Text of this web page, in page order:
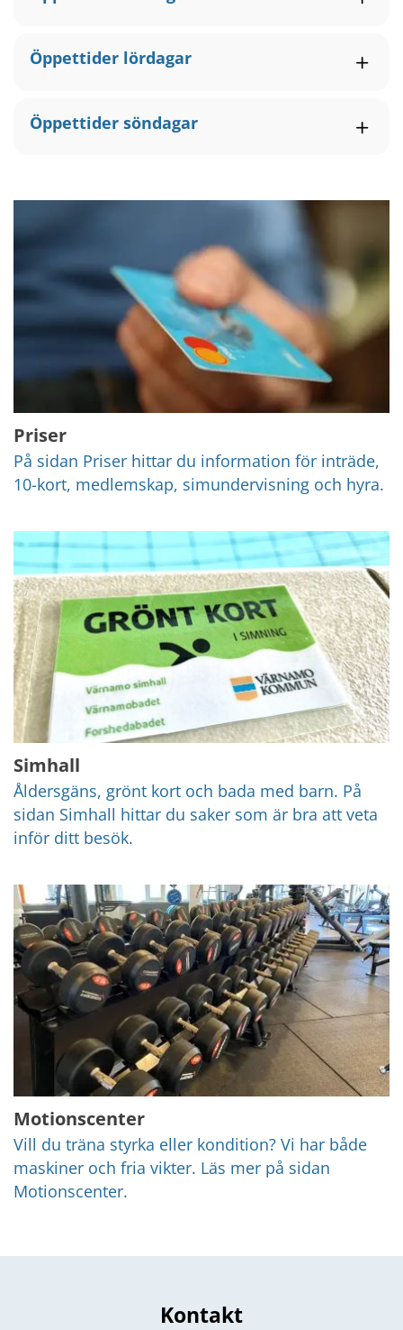
Öppettider lördagar
Öppettider söndagar
Priser
På sidan Priser hittar du information för inträde,
10-kort, medlemskap, simundervisning och hyra.
Simhall
Åldersgäns, grönt kort och bada med barn. På
sidan Simhall hittar du saker som är bra att veta
inför ditt besök.
Motionscenter
Vill du träna styrka eller kondition? Vi har både
maskiner och fria vikter. Läs mer på sidan
Motionscenter.
Kontakt